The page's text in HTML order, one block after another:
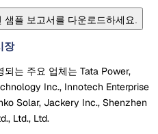
플 보고서를 다운로드하세요.
장
는 주요 업체는 Tata Power,
Inc., Innotech Enterprise
Solar, Jackery Inc., Shenzhen
Ltd., Ltd.